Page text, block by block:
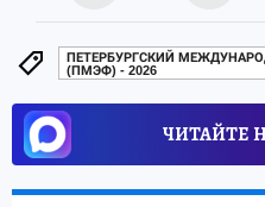
ПЕТЕРБУРГСКИЙ
(ПМЭФ) - 2026
ЧИТАЙТЕ